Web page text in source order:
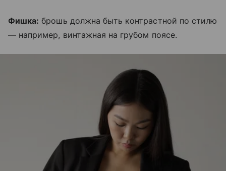
Фишка: брошь должна быть контрастной по стилю
— например, винтажная на грубом поясе.